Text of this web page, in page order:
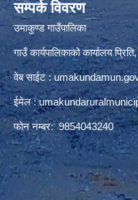
सम्पर्क विवरण
उमाकुण्ड गाउँपालिका
गाउँ कार्यपालिकाको कार्यालय
वेब साईट :
ईमेल :
फोन नम्बर: 9854043240